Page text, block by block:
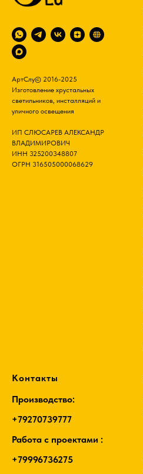
АртСлу© 2016-2025
Изготовление хрустальных
светильников, инсталляций и
уличного освещения
ИП СЛЮСАРЕВ АЛЕКСАНДР
ВЛАДИМИРОВИЧ
ИНН 325200348807
ОГРН 316505000068629
Контакты
Производство:
+79270739777
Работа с проектами :
+79996736275